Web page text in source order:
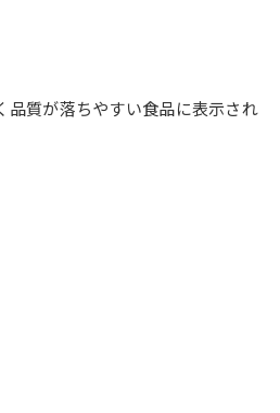
品質が落ちやすい食品に表示され